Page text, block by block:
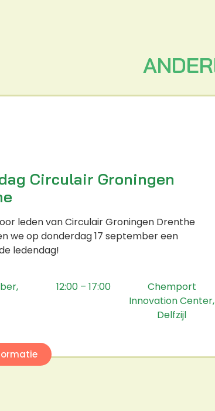
Circulair Groningen
leden van Circulair Groningen Drenthe
we op donderdag 17 september een
ledendag!
12:00 – 17:00
Chemport
Innovation Center,
Delfzijl